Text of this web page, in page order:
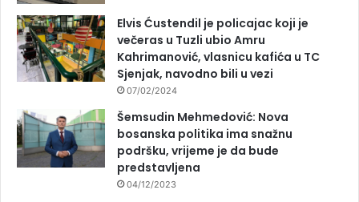
Elvis Ćustendil je policajac koji je
večeras u Tuzli ubio Amru
Kahrimanović, vlasnicu kafića u TC
Sjenjak, navodno bili u vezi
07/02/2024
Šemsudin Mehmedović: Nova
bosanska politika ima snažnu
podršku, vrijeme je da bude
predstavljena
04/12/2023